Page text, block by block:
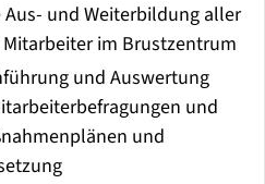
und Weiterbildung aller
im Brustzentrum
und Auswertung
und
und